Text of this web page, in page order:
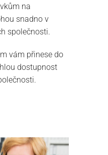
na
snadno v
společnosti.
vám přinese do
dostupnost